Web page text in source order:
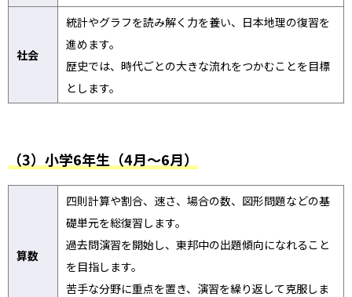
社会
統計やグラフを読み解く力を養い、日本地理の復習を
進めます。
歴史では、時代ごとの大きな流れをつかむことを目標
とします。
（3）小学6年生（4月～6月）
算数
四則計算や割合、速さ、場合の数、図形問題などの基
礎単元を総復習します。
過去問演習を開始し、東邦中の出題傾向になれること
を目指します。
苦手な分野に重点を置き、演習を繰り返して克服しま